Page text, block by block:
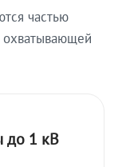
частью
охватывающей
до 1 кВ